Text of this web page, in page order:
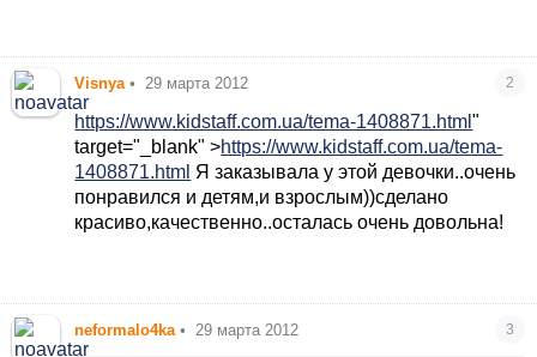
Visnya • 29 марта 2012 2
https://www.kidstaff.com.ua/tema-1408871.html"
target="_blank" >https://www.kidstaff.com.ua/tema-
1408871.html Я заказывала у этой девочки..очень
понравился и детям,и взрослым))сделано
красиво,качественно..осталась очень довольна!
neformalo4ka • 29 марта 2012 3